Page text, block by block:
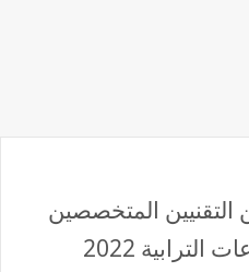
المتخصصين
2022